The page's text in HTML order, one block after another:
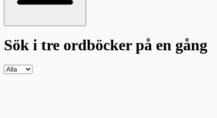
Sök i tre ordböckerpå en gång